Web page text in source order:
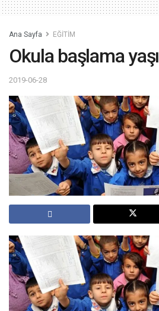
Ana Sayfa EĞİTİM
Okula başlama
2019-06-28